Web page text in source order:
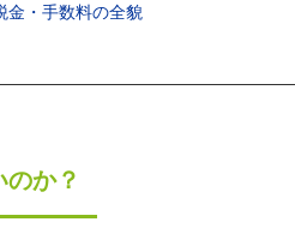
金・手数料の全貌
か？